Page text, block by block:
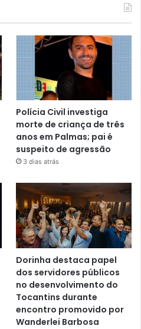
Polícia Civil investiga
morte de criança de três
anos em Palmas; pai é
suspeito de agressão
3 dias atrás
Dorinha destaca papel
dos servidores públicos
no desenvolvimento do
Tocantins durante
encontro promovido por
Wanderlei Barbosa